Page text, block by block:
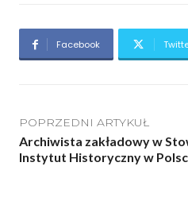
Facebook
POPRZEDNI ARTYKUŁ
Archiwista zakładowy w
Instytut Historyczny w